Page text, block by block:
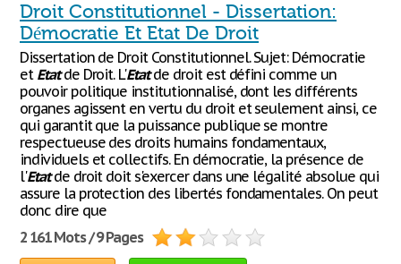
Droit Constitutionnel - Dissertation:
Démocratie Et Etat De Droit
Dissertation de Droit Constitutionnel. Sujet: Démocratie
et Etatde Droit. L'Etatde droit est défini comme un
pouvoir politique institutionnalisé, dont les différents
organes agissent en vertu du droit et seulement ainsi, ce
qui garantit que la puissance publique se montre
respectueuse des droits humains fondamentaux,
individuels et collectifs. En démocratie, la présence de
l'Etatde droit doit s'exercer dans une légalité absolue qui
assure la protection des libertés fondamentales. On peut
donc dire que
2 161 Mots / 9 Pages